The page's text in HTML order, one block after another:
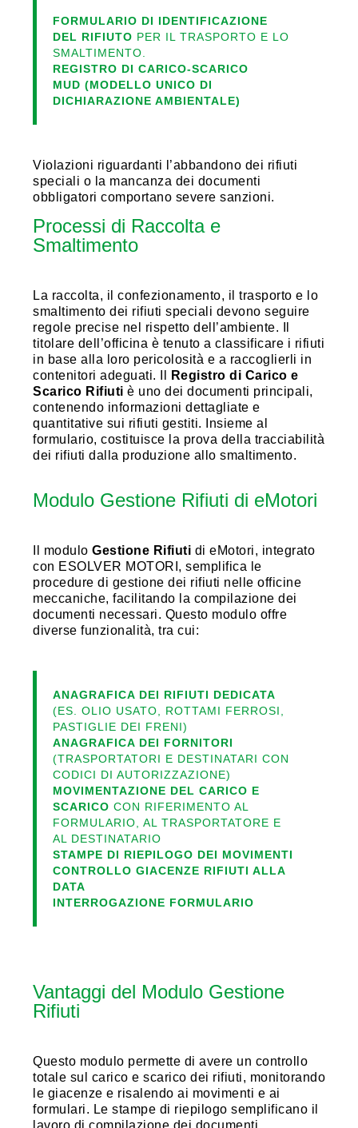
FORMULARIO DI IDENTIFICAZIONE
DEL RIFIUTO PER IL TRASPORTO E LO
SMALTIMENTO.
REGISTRO DI CARICO-SCARICO
MUD (MODELLO UNICO DI
DICHIARAZIONE AMBIENTALE)
Violazioni riguardanti l’abbandono dei rifiuti
speciali o la mancanza dei documenti
obbligatori comportano severe sanzioni.
Processi di Raccolta e
Smaltimento
La raccolta, il confezionamento, il trasporto e lo
smaltimento dei rifiuti speciali devono seguire
regole precise nel rispetto dell’ambiente. Il
titolare dell’officina è tenuto a classificare i rifiuti
in base alla loro pericolosità e a raccoglierli in
contenitori adeguati. Il
Registro di Carico e
Scarico Rifiuti è uno dei documenti principali,
contenendo informazioni dettagliate e
quantitative sui rifiuti gestiti. Insieme al
formulario, costituisce la prova della tracciabilità
dei rifiuti dalla produzione allo smaltimento.
Modulo Gestione Rifiuti di eMotori
Il modulo Gestione Rifiuti di eMotori, integrato
con ESOLVER MOTORI, semplifica le
procedure di gestione dei rifiuti nelle officine
meccaniche, facilitando la compilazione dei
documenti necessari. Questo modulo offre
diverse funzionalità, tra cui:
ANAGRAFICA DEI RIFIUTI DEDICATA
(ES. OLIO USATO, ROTTAMI FERROSI,
PASTIGLIE DEI FRENI)
ANAGRAFICA DEI FORNITORI
(TRASPORTATORI E DESTINATARI CON
CODICI DI AUTORIZZAZIONE)
MOVIMENTAZIONE DEL CARICO E
SCARICO CON RIFERIMENTO AL
FORMULARIO, AL TRASPORTATORE E
AL DESTINATARIO
STAMPE DI RIEPILOGO DEI MOVIMENTI
CONTROLLO GIACENZE RIFIUTI ALLA
DATA
INTERROGAZIONE FORMULARIO
Vantaggi del Modulo Gestione
Rifiuti
Questo modulo permette di avere un controllo
totale sul carico e scarico dei rifiuti, monitorando
le giacenze e risalendo ai movimenti e ai
formulari. Le stampe di riepilogo semplificano il
lavoro di compilazione dei documenti